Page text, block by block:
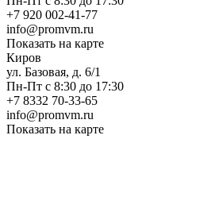
+7 920 002-41-77
info@promvm.ru
Показать на карте
Киров
ул. Базовая, д. 6/1
Пн-Пт с 8:30 до 17:30
+7 8332 70-33-65
info@promvm.ru
Показать на карте